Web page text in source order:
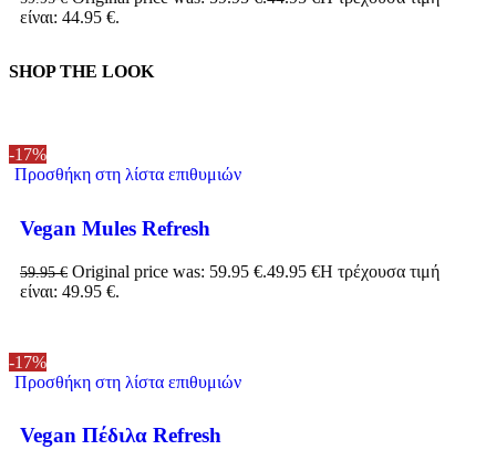
είναι: 44.95 €.
SHOP THE LOOK
-17%
Προσθήκη στη λίστα επιθυμιών
Vegan Mules Refresh
59.95€ Original price was: 59.95 €.49.95 €Η τρέχουσα τιμή
είναι: 49.95 €.
-17%
Προσθήκη στη λίστα επιθυμιών
Vegan Πέδιλα Refresh